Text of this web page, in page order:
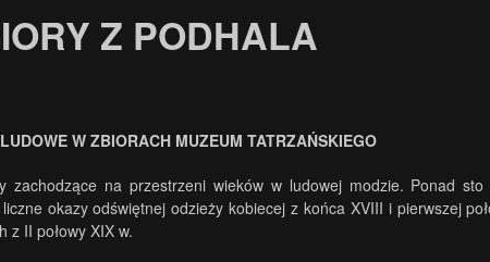
Z PODHALA
W ZBIORACH MUZEUM TATRZAŃSKIEGO
zachodzące na przestrzeni wieków w ludowej modzie. Ponad
okazy odświętnej odzieży kobiecej z końca XVIII i pierwszej
II połowy XIX w.
.